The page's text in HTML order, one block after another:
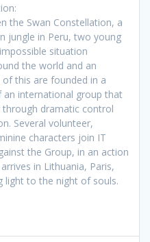
the Swan Constellation, a
jungle in Peru, two young
situation
the world and an
this are founded in a
an international group that
dramatic control
Several volunteer,
characters join IT
the Group, in an action
in Lithuania, Paris,
light to the night of souls.